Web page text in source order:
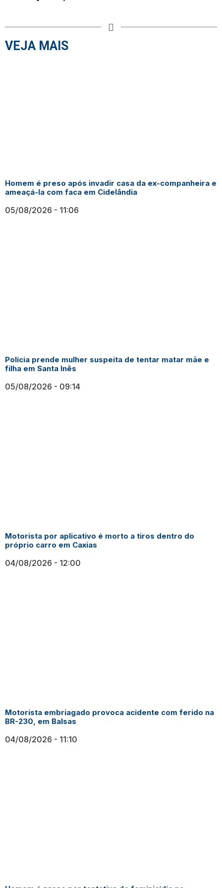
VEJA MAIS
Homem é preso após invadir casa da ex-companheira e
ameaçá-la com faca em Cidelândia
05/08/2026 11:06
Polícia prende mulher suspeita de tentar matar mãe e
filha em Santa Inês
05/08/2026 09:14
Motorista por aplicativo é morto a tiros dentro do
próprio carro em Caxias
04/08/2026 12:00
Motorista embriagado provoca acidente com ferido na
BR-230, em Balsas
04/08/2026 11:10